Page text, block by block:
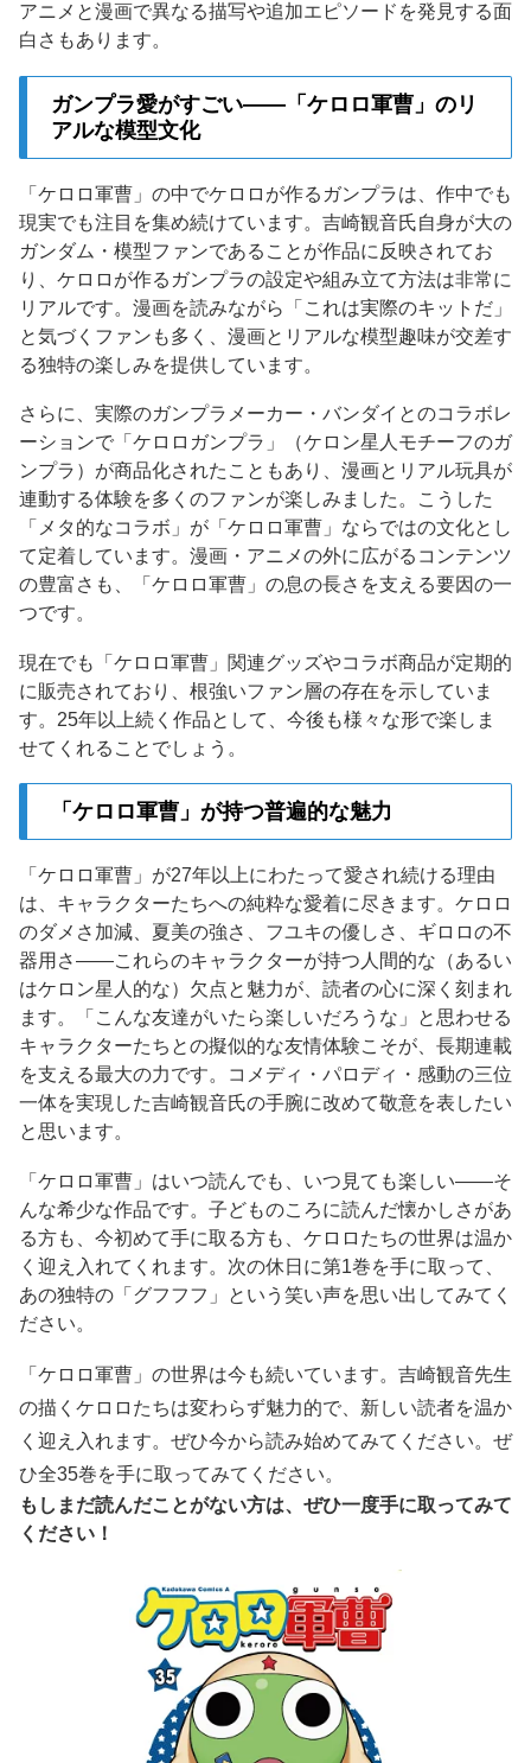
アニメと漫画で異なる描写や追加エピソードを発見する面
白さもあります。
ガンプラ愛がすごい——「ケロロ軍曹」のリ
アルな模型文化
「ケロロ軍曹」の中でケロロが作るガンプラは、作中でも
現実でも注目を集め続けています。吉崎観音氏自身が大の
ガンダム・模型ファンであることが作品に反映されてお
り、ケロロが作るガンプラの設定や組み立て方法は非常に
リアルです。漫画を読みながら「これは実際のキットだ」
と気づくファンも多く、漫画とリアルな模型趣味が交差す
る独特の楽しみを提供しています。
さらに、実際のガンプラメーカー・バンダイとのコラボレ
ーションで「ケロロガンプラ」（ケロン星人モチーフのガ
ンプラ）が商品化されたこともあり、漫画とリアル玩具が
連動する体験を多くのファンが楽しみました。こうした
「メタ的なコラボ」が「ケロロ軍曹」ならではの文化とし
て定着しています。漫画・アニメの外に広がるコンテンツ
の豊富さも、「ケロロ軍曹」の息の長さを支える要因の一
つです。
現在でも「ケロロ軍曹」関連グッズやコラボ商品が定期的
に販売されており、根強いファン層の存在を示していま
す。25年以上続く作品として、今後も様々な形で楽しま
せてくれることでしょう。
「ケロロ軍曹」が持つ普遍的な魅力
「ケロロ軍曹」が27年以上にわたって愛され続ける理由
は、キャラクターたちへの純粋な愛着に尽きます。ケロロ
のダメさ加減、夏美の強さ、フユキの優しさ、ギロロの不
器用さ——これらのキャラクターが持つ人間的な（あるい
はケロン星人的な）欠点と魅力が、読者の心に深く刻まれ
ます。「こんな友達がいたら楽しいだろうな」と思わせる
キャラクターたちとの擬似的な友情体験こそが、長期連載
を支える最大の力です。コメディ・パロディ・感動の三位
一体を実現した吉崎観音氏の手腕に改めて敬意を表したい
と思います。
「ケロロ軍曹」はいつ読んでも、いつ見ても楽しい——そ
んな希少な作品です。子どものころに読んだ懐かしさがあ
る方も、今初めて手に取る方も、ケロロたちの世界は温か
く迎え入れてくれます。次の休日に第1巻を手に取って、
あの独特の「グフフフ」という笑い声を思い出してみてく
ださい。
「ケロロ軍曹」の世界は今も続いています。吉崎観音先生
の描くケロロたちは変わらず魅力的で、新しい読者を温か
く迎え入れます。ぜひ今から読み始めてみてください。ぜ
ひ全35巻を手に取ってみてください。
もしまだ読んだことがない方は、ぜひ一度手に取ってみて
ください！